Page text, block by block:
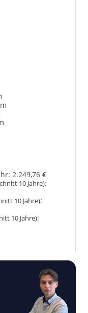
2.249,76 €
10 Jahre):
10 Jahre):
10 Jahre):